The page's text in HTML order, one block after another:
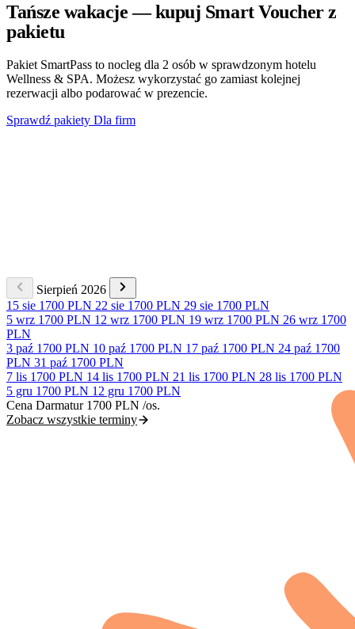
Tańsze wakacje — kupuj Smart Voucher z
pakietu
Pakiet SmartPass to nocleg dla 2 osób w sprawdzonym hotelu
Wellness & SPA. Możesz wykorzystać go zamiast kolejnej
rezerwacji albo podarować w prezencie.
Sprawdź pakiety Dla firm
Sierpień 2026
15 sie 1700 PLN 22 sie 1700 PLN 29 sie 1700 PLN
5 wrz 1700 PLN 12 wrz 1700 PLN 19 wrz 1700 PLN 26 wrz 1700
PLN
3 paź 1700 PLN 10 paź 1700 PLN 17 paź 1700 PLN 24 paź 1700
PLN 31 paź 1700 PLN
7 lis 1700 PLN 14 lis 1700 PLN 21 lis 1700 PLN 28 lis 1700 PLN
5 gru 1700 PLN 12 gru 1700 PLN
Cena Darmatur 1700 PLN /os.
Zobacz wszystkie terminy